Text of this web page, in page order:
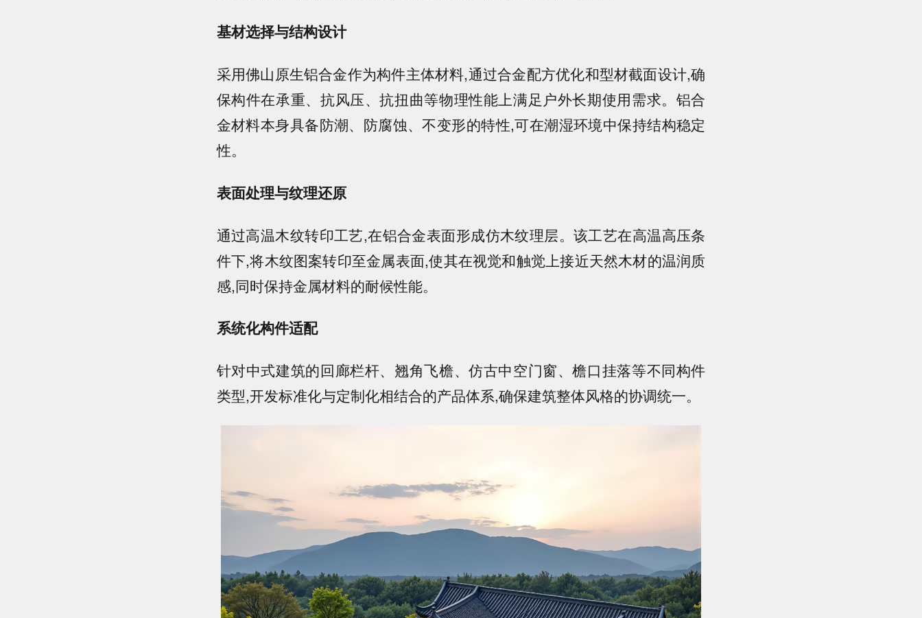
基材选择与结构设计
采用佛山原生铝合金作为构件主体材料,通过合金配方优化和型材截面设计,确
保构件在承重、抗风压、抗扭曲等物理性能上满足户外长期使用需求。铝合
金材料本身具备防潮、防腐蚀、不变形的特性,可在潮湿环境中保持结构稳定
性。
表面处理与纹理还原
通过高温木纹转印工艺,在铝合金表面形成仿木纹理层。该工艺在高温高压条
件下,将木纹图案转印至金属表面,使其在视觉和触觉上接近天然木材的温润质
感,同时保持金属材料的耐候性能。
系统化构件适配
针对中式建筑的回廊栏杆、翘角飞檐、仿古中空门窗、檐口挂落等不同构件
类型,开发标准化与定制化相结合的产品体系,确保建筑整体风格的协调统一。